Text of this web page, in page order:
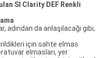
SI Clarity DEF Renkli
da anlaşılacağı gibi,
için sahte elmas
elmasları, yer